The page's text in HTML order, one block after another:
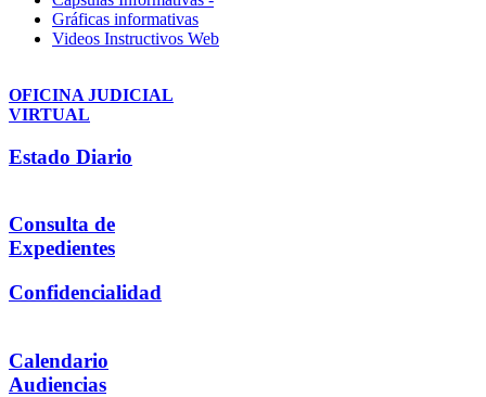
Gráficas informativas
Videos Instructivos Web
OFICINA JUDICIAL
VIRTUAL
Estado Diario
Consulta de
Expedientes
Confidencialidad
Calendario
Audiencias